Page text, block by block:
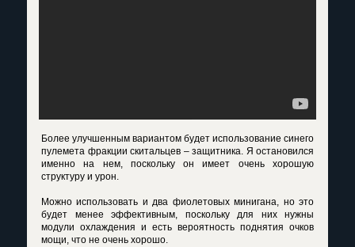
Более улучшенным вариантом будет использование синего
пулемета фракции скитальцев – защитника. Я остановился
именно на нем, поскольку он имеет очень хорошую
структуру и урон.
Можно использовать и два фиолетовых минигана, но это
будет менее эффективным, поскольку для них нужны
модули охлаждения и есть вероятность поднятия очков
мощи, что не очень хорошо.